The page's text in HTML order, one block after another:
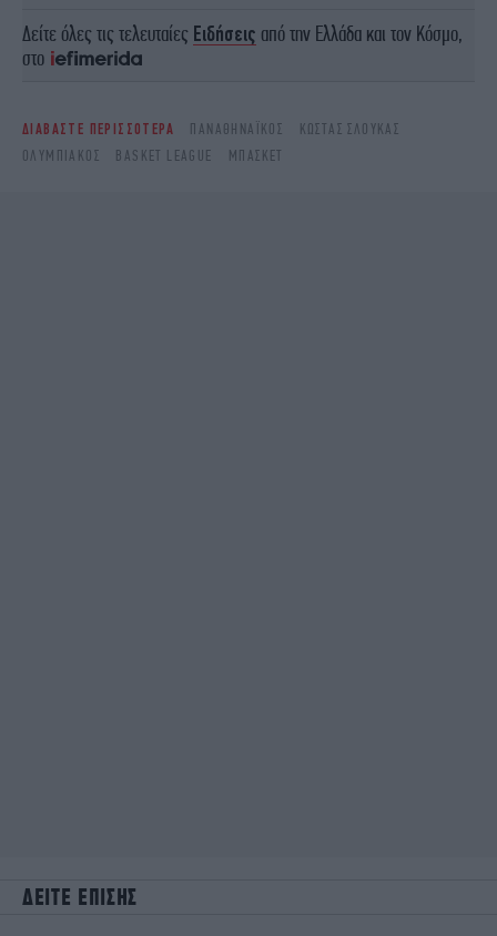
Δείτε όλες τις τελευταίες Ειδήσεις από την Ελλάδα και τον Κόσμο,
στο
ΔΙΑΒΑΣΤΕ ΠΕΡΙΣΣΟΤΕΡΑ ΠΑΝΑΘΗΝΑΪΚΌΣ
ΚΏΣΤΑΣ ΣΛΟΎΚΑΣ
ΟΛΥΜΠΙΑΚΌΣ
BASKET LEAGUE ΜΠΆΣΚΕΤ
ΔΕΙΤΕ ΕΠΙΣΗΣ